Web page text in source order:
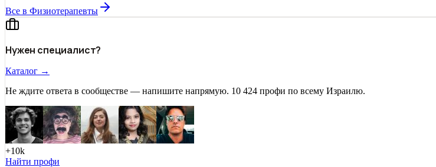
Все в Физиотерапевты
Нужен специалист?
Каталог →
Не ждите ответа в сообществе — напишите напрямую. 10 424 профи по всему Израилю.
+10k
Найти профи